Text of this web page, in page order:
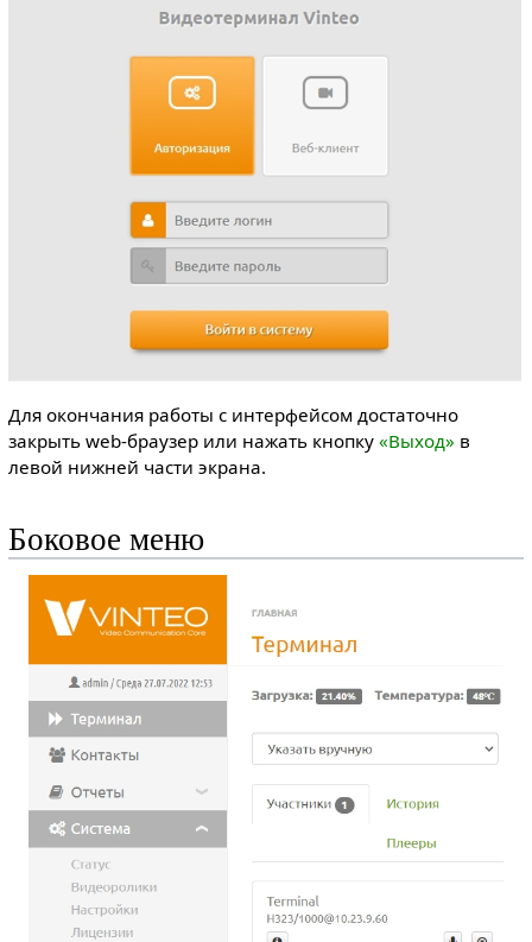
Для окончания работы с интерфейсом достаточно
закрыть web-браузер или нажать кнопку «Выход» в
левой нижней части экрана.
Боковое меню